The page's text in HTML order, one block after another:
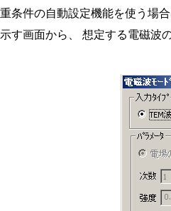
条件の自動設定機能を使う場
す画面から、 想定する電磁波